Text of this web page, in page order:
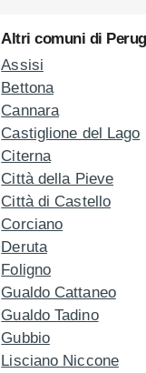
Altri comuni di
Assisi
Bettona
Cannara
Castiglione del Lago
Citerna
Città della Pieve
Città di Castello
Corciano
Deruta
Foligno
Gualdo Cattaneo
Gualdo Tadino
Gubbio
Lisciano Niccone